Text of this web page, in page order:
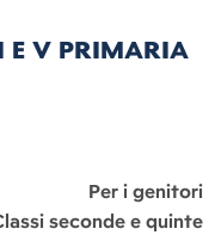
E V PRIMARIA
Per i genitori
seconde e quinte